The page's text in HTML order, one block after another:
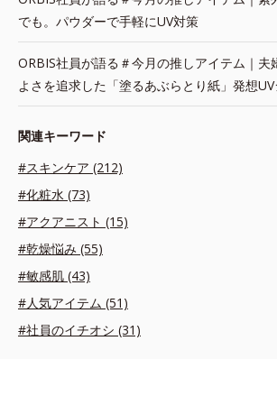
でも。パウダーで手軽にUV対策
ORBIS社員が語る＃今月の推しアイテム｜夫
よさを追求した「塗るあぶらとり紙」発想
関連キーワード
#スキンケア (212)
#化粧水 (73)
#アクアニスト (15)
#乾燥悩み (55)
#敏感肌 (43)
#人気アイテム (51)
#社員のイチオシ (31)